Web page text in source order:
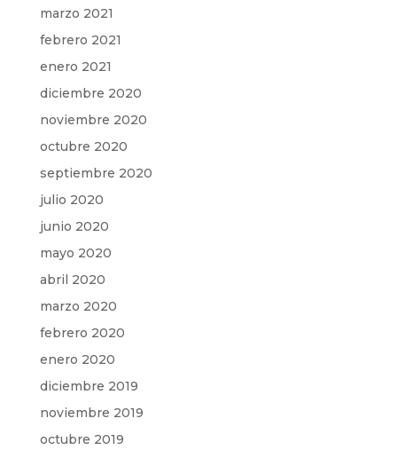
marzo 2021
febrero 2021
enero 2021
diciembre 2020
noviembre 2020
octubre 2020
septiembre 2020
julio 2020
junio 2020
mayo 2020
abril 2020
marzo 2020
febrero 2020
enero 2020
diciembre 2019
noviembre 2019
octubre 2019